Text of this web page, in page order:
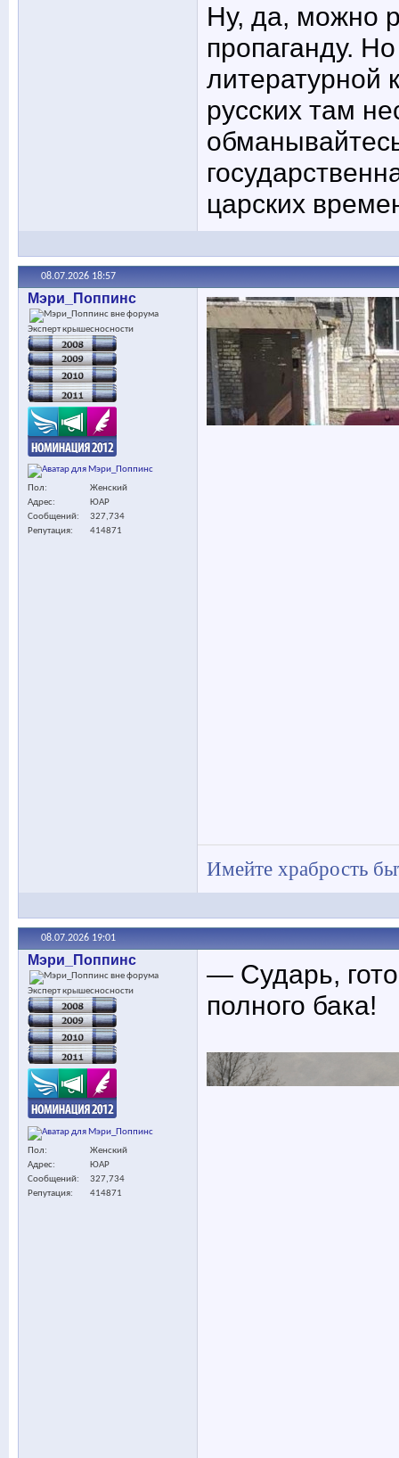
Ну, да, можно
пропаганду.
литературной
русских там
царских
08.07.2026 18:57
Мэри_Поппинс
Эксперт крышесносности
Пол
Женский
Адрес
ЮАР
Сообщений
327,734
Репутация
414871
Имейте храбрость
08.07.2026 19:01
Мэри_Поппинс
Эксперт крышесносности
Пол
Женский
Адрес
ЮАР
Сообщений
327,734
Репутация
414871
— Сударь,
полного бака!